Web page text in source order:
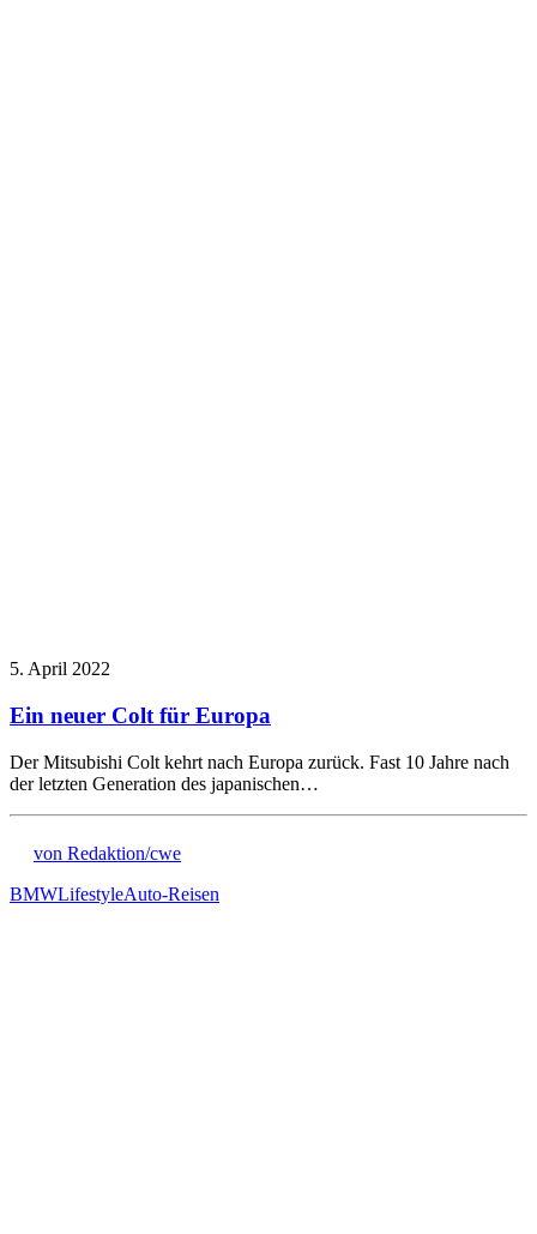
5. April 2022
Ein neuer Colt für Europa
Der Mitsubishi Colt kehrt nach Europa zurück. Fast 10 Jahre nach
der letzten Generation des japanischen…
von Redaktion/cwe
BMWLifestyleAuto-Reisen